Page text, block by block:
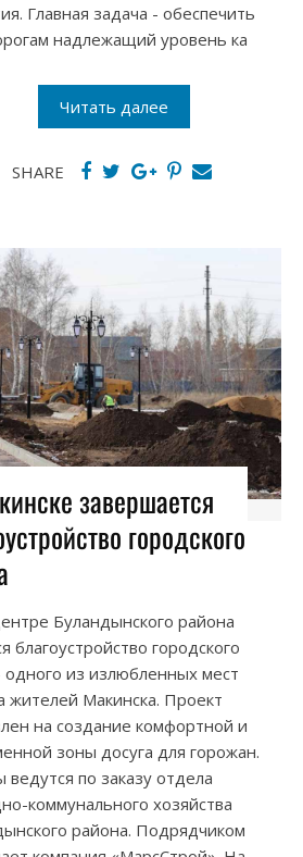
Главная задача - обеспечить
надлежащий уровень ка
Читать далее
SHARE
завершается
городского
Буландынского района
благоустройство городского
одного из излюбленных мест
жителей Макинска. Проект
на создание комфортной и
зоны досуга для горожан.
ведутся по заказу отдела
коммунального хозяйства
района. Подрядчиком